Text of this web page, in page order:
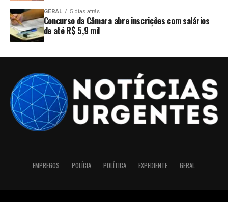
GERAL 5 dias atrás
Concurso da Câmara abre inscrições com salários
de até R$ 5,9 mil
EMPREGOS POLÍCIA POLÍTICA EXPEDIENTE GERAL